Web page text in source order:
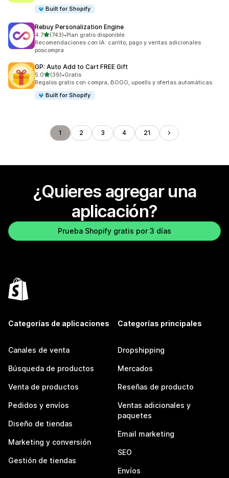
Built for Shopify
Rebuy Personalization Engine
4.7de 5 estrellas
(743)
743 reseñas en total
•Plan gratis disponible
Recomendaciones con IA: carrito, pago y ventas adicionales
poscompra
GP: Auto Add to Cart FREE Gift
5.0de 5 estrellas
(39)
39 reseñas en total
•Gratis
Regalos gratis con compra, BOGO, upsells y ofertas automáticas
Built for Shopify
1 2 3 4 21
¿Quieres agregar una
aplicación?
Prueba Shopify gratis por 3 días
Categorías de aplicaciones
Canales de venta
Búsqueda de productos
Venta de productos
Pedidos y envíos
Diseño de tiendas
Marketing y conversión
Gestión de tiendas
Categorías principales
Dropshipping
Mercados
Reseñas de producto
Ventas adicionales y
paquetes
Email marketing
SEO
Envíos